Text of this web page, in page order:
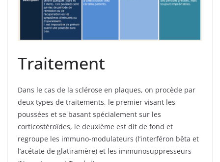
Traitement
Dans le cas de la sclérose en plaques, on procède par
deux types de traitements, le premier visant les
poussées et se basant spécialement sur les
corticostéroïdes, le deuxième est dit de fond et
regroupe les immuno-modulateurs (l’interféron bêta et
l’acétate de glatiramère) et les immunosuppresseurs